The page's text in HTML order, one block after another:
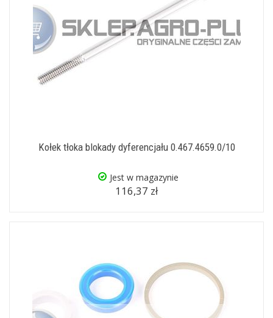
Kołek tłoka blokady dyferencjału 0.467.4659.0/10
Jest w magazynie
116,37 zł